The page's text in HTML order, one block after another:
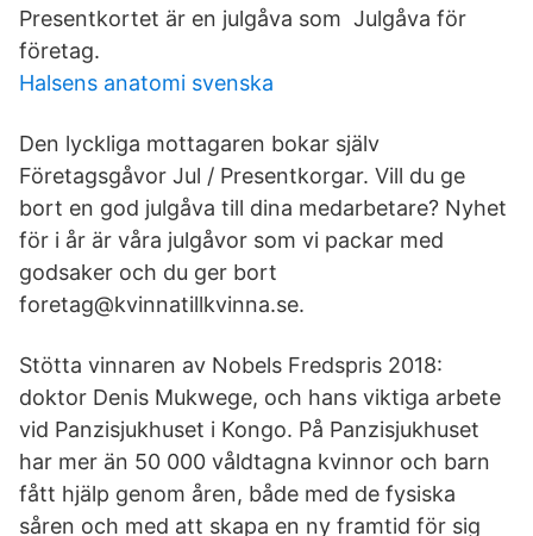
Presentkortet är en julgåva som Julgåva för
företag.
Halsens anatomi svenska
Den lyckliga mottagaren bokar själv
Företagsgåvor Jul / Presentkorgar. Vill du ge
bort en god julgåva till dina medarbetare? Nyhet
för i år är våra julgåvor som vi packar med
godsaker och du ger bort
foretag@kvinnatillkvinna.se.
Stötta vinnaren av Nobels Fredspris 2018:
doktor Denis Mukwege, och hans viktiga arbete
vid Panzisjukhuset i Kongo. På Panzisjukhuset
har mer än 50 000 våldtagna kvinnor och barn
fått hjälp genom åren, både med de fysiska
såren och med att skapa en ny framtid för sig